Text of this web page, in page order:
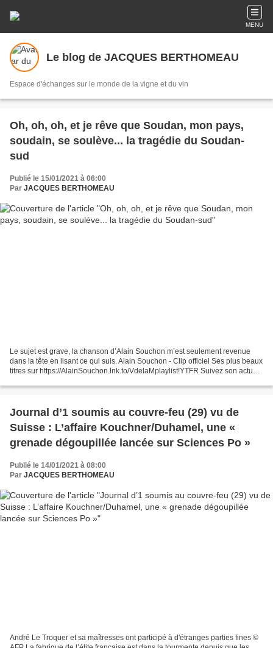
MENU
Le blog de JACQUES BERTHOMEAU
Espace d'échanges sur le monde de la vigne et du vin
Oh, oh, oh, et je rêve que Soudan, mon pays,
soudain, se soulève... la tragédie du Soudan-
sud
Publié le 15/01/2021 à 06:00
Par JACQUES BERTHOMEAU
Le sujet est grave, la chanson d’Alain Souchon m’est seulement revenue
dans la tête en lisant ce qui suis. Alain Souchon - Clip officiel Ses plus beaux
titres sur https://AlainSouchon.lnk.to/VdelaMplaylist!YTFR Suivez son actu
Journal d’1 soumis au couvre-feu (29) vu de
Suisse : L’affaire Kouchner/Duhamel, une «
grenade dégoupillée lancée sur Sciences Po »
Publié le 14/01/2021 à 08:00
Par JACQUES BERTHOMEAU
André Le Troquer et sa maîtresses ont participé à d'étranges parties fines ©